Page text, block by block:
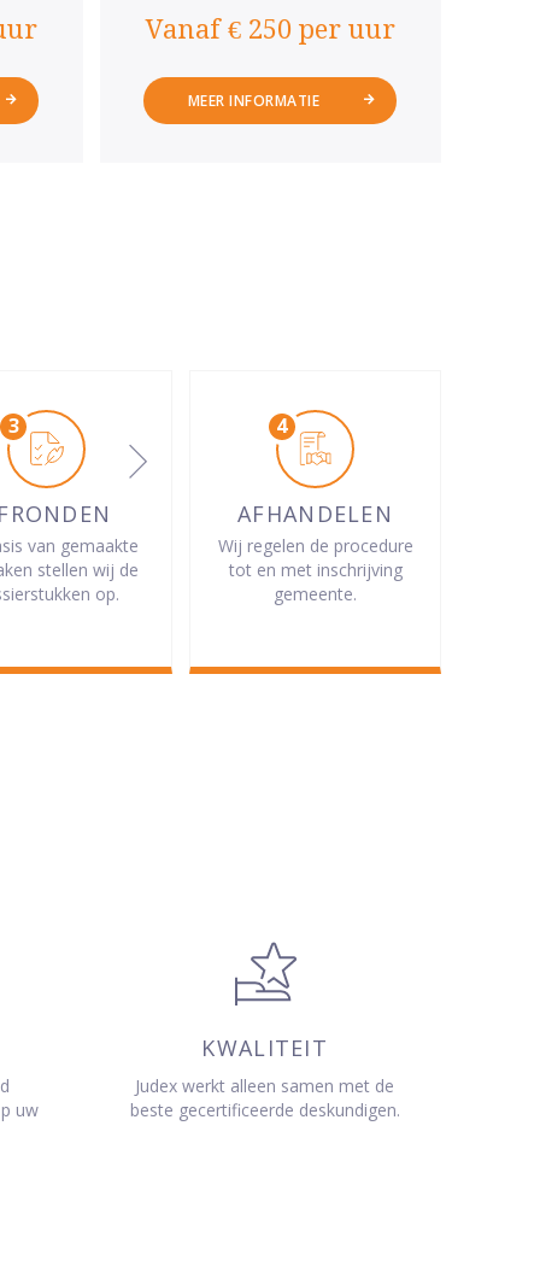
Vanaf € 250 per uur
MEER INFORMATIE
van gemaakte
stellen wij de
op.
AFHANDELEN
Wij regelen de procedure
tot en met inschrijving
gemeente.
uw
KWALITEIT
Judex werkt alleen samen met de
beste gecertificeerde deskundigen.